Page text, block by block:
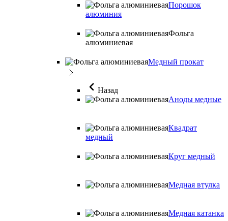
Порошок
алюминия
Фольга
алюминиевая
Медный прокат
Назад
Аноды медные
Квадрат
медный
Круг медный
Медная втулка
Медная катанка